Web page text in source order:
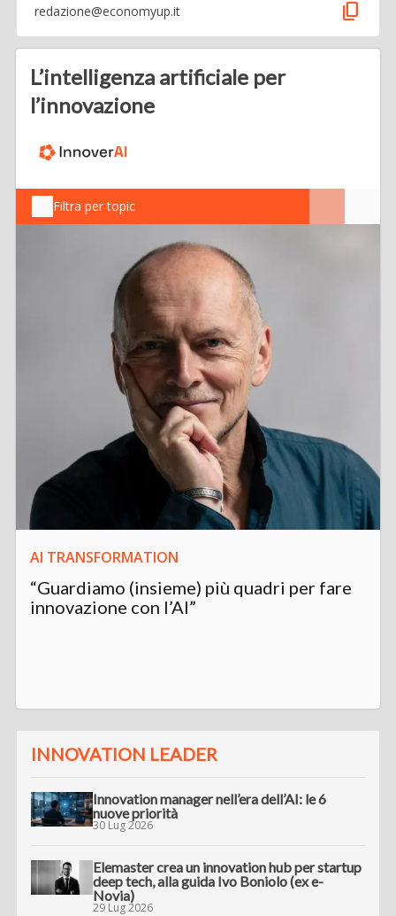
redazione@economyup.it content_copy
L’intelligenza artificiale per
l’innovazione
Filtra per topic
AI TRANSFORMATION
“Guardiamo (insieme) più quadri per fare
innovazione con l’AI”
INNOVATION LEADER
Innovation manager nell’era dell’AI: le 6
nuove priorità
30 Lug 2026
Elemaster crea un innovation hub per startup
deep tech, alla guida Ivo Boniolo (ex e-
Novia)
29 Lug 2026